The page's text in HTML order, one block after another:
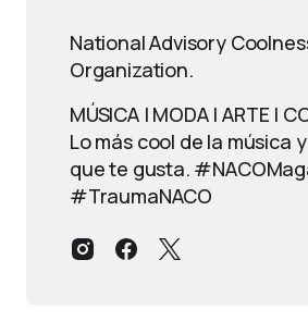
National Advisory
Organization.
MÚSICA | MODA | ARTE |
Lo más cool de la música
que te gusta.
#TraumaNACO